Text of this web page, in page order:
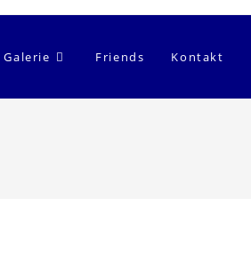
Galerie Friends Kontakt